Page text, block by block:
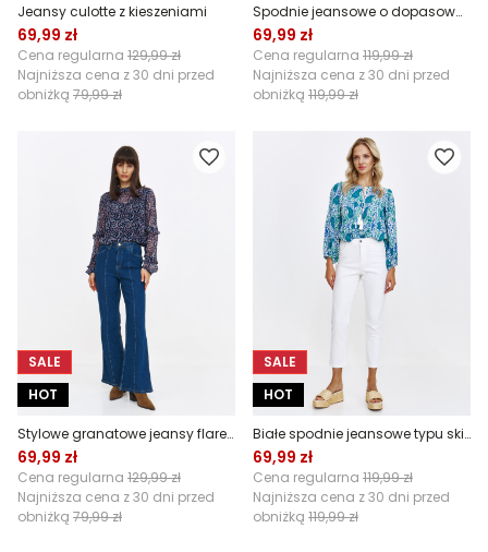
Jeansy culotte z kieszeniami
69,99 zł
Cena regularna 129,99 zł
Najniższa cena z 30 dni przed
obniżką 79,99 zł
Spodnie jeansowe o dopasowanym kroju w kolorze jasnego różu
69,99 zł
Cena regularna 119,99 zł
Najniższa cena z 30 dni przed
obniżką 119,99 zł
SALE
HOT
Stylowe granatowe jeansy flare z przeszyciem
69,99 zł
Cena regularna 129,99 zł
Najniższa cena z 30 dni przed
obniżką 79,99 zł
SALE
HOT
Białe spodnie jeansowe typu skinny
69,99 zł
Cena regularna 119,99 zł
Najniższa cena z 30 dni przed
obniżką 119,99 zł